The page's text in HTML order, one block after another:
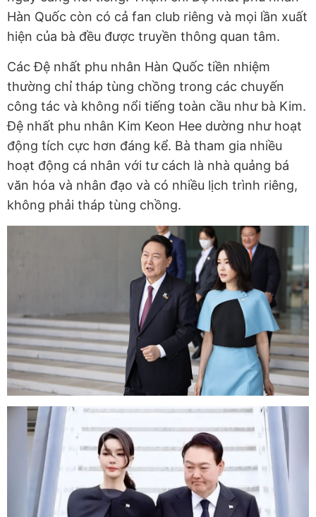
Hàn Quốc còn có cả fan club riêng và mọi lần xuất
hiện của bà đều được truyền thông quan tâm.
Các Đệ nhất phu nhân Hàn Quốc tiền nhiệm
thường chỉ tháp tùng chồng trong các chuyến
công tác và không nổi tiếng toàn cầu như bà Kim.
Đệ nhất phu nhân Kim Keon Hee dường như hoạt
động tích cực hơn đáng kể. Bà tham gia nhiều
hoạt động cá nhân với tư cách là nhà quảng bá
văn hóa và nhân đạo và có nhiều lịch trình riêng,
không phải tháp tùng chồng.